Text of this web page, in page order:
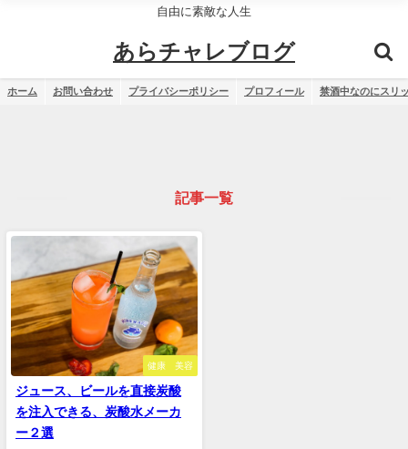
自由に素敵な人生
あらチャレブログ
ホーム お問い合わせ プライバシーポリシー プロフィール 禁酒中なのにスリ
記事一覧
健康 美容
ジュース、ビールを直接炭酸
を注入できる、炭酸水メーカ
ー２選